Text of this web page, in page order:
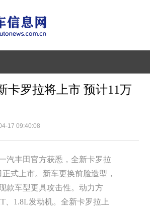
卡罗拉将上市 预计11万
17 09:40:08
汽丰田官方获悉，全新卡罗拉
正式上市。新车更换前脸造型，
款车型更具攻击性。动力方
、1.8L发动机。全新卡罗拉上